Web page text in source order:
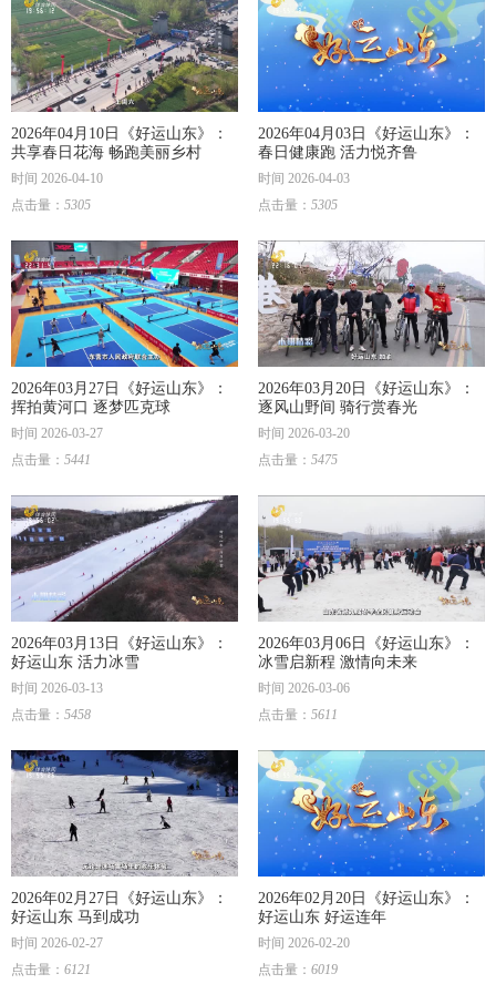
2026年04月10日《好运山东》：
共享春日花海 畅跑美丽乡村
时间 2026-04-10
点击量： 5305
2026年04月03日《好运山东》：
春日健康跑 活力悦齐鲁
时间 2026-04-03
点击量： 5305
2026年03月27日《好运山东》：
挥拍黄河口 逐梦匹克球
时间 2026-03-27
点击量： 5441
2026年03月20日《好运山东》：
逐风山野间 骑行赏春光
时间 2026-03-20
点击量： 5475
2026年03月13日《好运山东》：
好运山东 活力冰雪
时间 2026-03-13
点击量： 5458
2026年03月06日《好运山东》：
冰雪启新程 激情向未来
时间 2026-03-06
点击量： 5611
2026年02月27日《好运山东》：
好运山东 马到成功
时间 2026-02-27
点击量： 6121
2026年02月20日《好运山东》：
好运山东 好运连年
时间 2026-02-20
点击量： 6019